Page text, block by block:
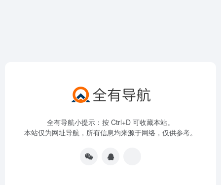
全有导航小提示：按 Ctrl+D 可收藏本站。
本站仅为网址导航，所有信息均来源于网络，仅供参考。